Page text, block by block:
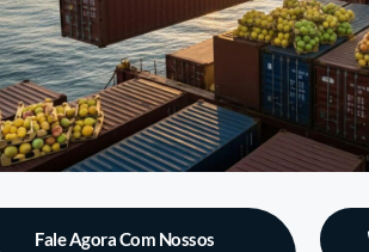
Fale Agora Com Nossos